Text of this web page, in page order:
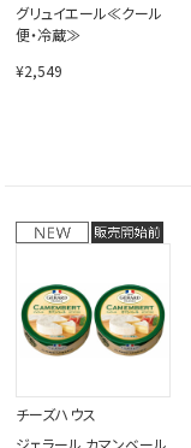
グリュイエール≪クール
便・冷蔵≫
¥2,549
チーズハウス